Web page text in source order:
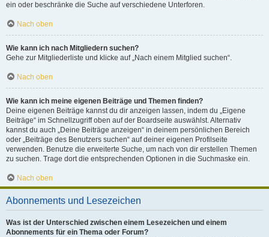
ein oder beschränke die Suche auf verschiedene Unterforen.
Nach oben
Wie kann ich nach Mitgliedern suchen?
Gehe zur Mitgliederliste und klicke auf „Nach einem Mitglied suchen“.
Nach oben
Wie kann ich meine eigenen Beiträge und Themen finden?
Deine eigenen Beiträge kannst du dir anzeigen lassen, indem du „Eigene
Beiträge“ im Schnellzugriff oben auf der Boardseite auswählst. Alternativ
kannst du auch „Deine Beiträge anzeigen“ in deinem persönlichen Bereich
oder „Beiträge des Benutzers suchen“ auf deiner eigenen Profilseite
verwenden. Benutze die erweiterte Suche, um nach von dir erstellen Themen
zu suchen. Trage dort die entsprechenden Optionen in die Suchmaske ein.
Nach oben
Abonnements und Lesezeichen
Was ist der Unterschied zwischen einem Lesezeichen und einem
Abonnements für ein Thema oder Forum?